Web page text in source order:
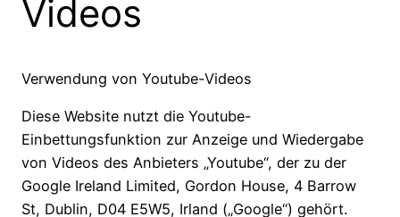
Videos
Verwendung von Youtube-Videos
Diese Website nutzt die Youtube-
Einbettungsfunktion zur Anzeige und Wiedergabe
von Videos des Anbieters „Youtube“, der zu der
Google Ireland Limited, Gordon House, 4 Barrow
St, Dublin, D04 E5W5, Irland („Google“) gehört.